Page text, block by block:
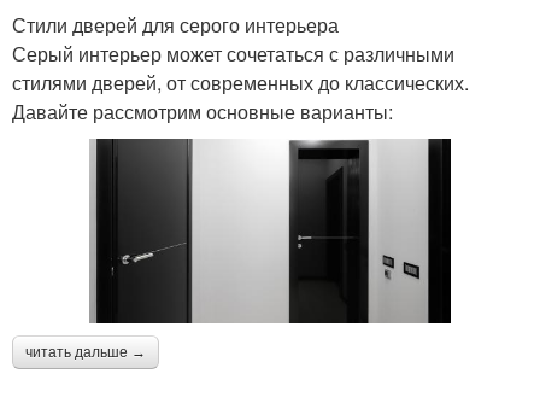
Стили дверей для серого интерьера
Серый интерьер может сочетаться с различными
стилями дверей, от современных до классических.
Давайте рассмотрим основные варианты:
читать дальше →